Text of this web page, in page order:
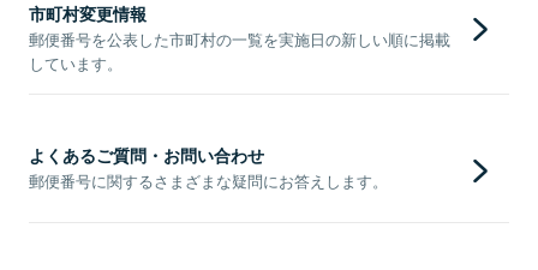
市町村変更情報
郵便番号を公表した市町村の一覧を実施日の新しい順に掲載
しています。
よくあるご質問・お問い合わせ
郵便番号に関するさまざまな疑問にお答えします。